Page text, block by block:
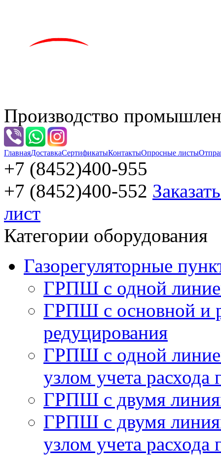
Производство
ГлавнаяДоставкаСертификатыКонтактыОпросные листы
+7 (8452)400-955
+7 (8452)400-552
лист
Категории оборудования
Газорегуляторные
ГРПШ с одной
ГРПШ с основной и
редуцирования
ГРПШ с одной
узлом учета расхода
ГРПШ с двумя
ГРПШ с двумя
узлом учета расхода